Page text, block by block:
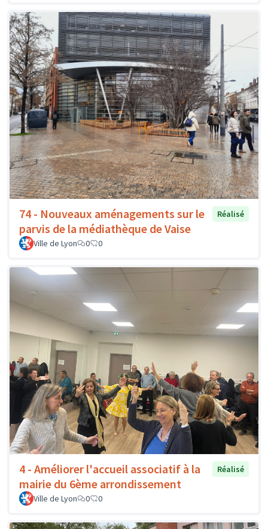
74 - Nouveaux aménagements sur le
parvis de la médiathèque de Vaise
Réalisé
Ville de Lyon 0 0
4 - Améliorer l'accueil associatif à la
mairie du 6ème arrondissement
Réalisé
Ville de Lyon 0 0